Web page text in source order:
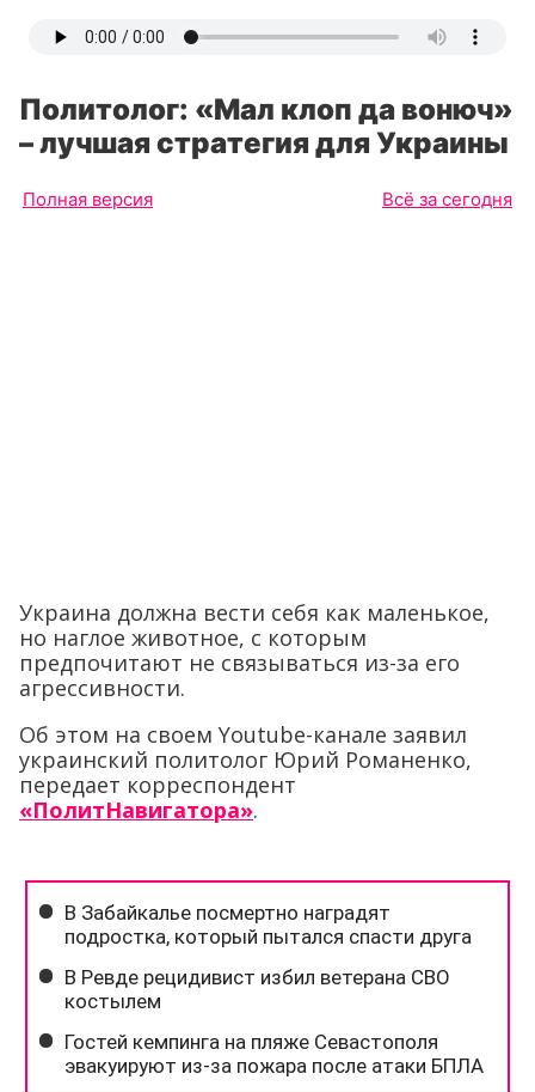
Политолог: «Мал клоп да вонюч»
– лучшая стратегия для Украины
Полная версия Всё за сегодня
Украина должна вести себя как маленькое,
но наглое животное, с которым
предпочитают не связываться из-за его
агрессивности.
Об этом на своем Youtube-канале заявил
украинский политолог Юрий Романенко,
передает корреспондент
«ПолитНавигатора».